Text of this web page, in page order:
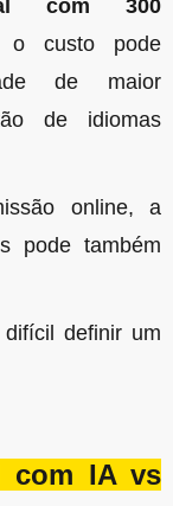
com 300
o custo pode
de maior
de idiomas
online, a
pode também
definir um
com IA vs